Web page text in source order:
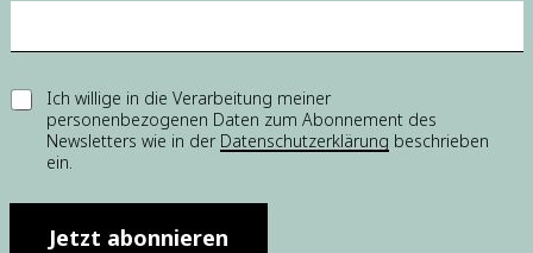
E
l
Ich willige in die Verarbeitung meiner
personenbezogenen Daten zum Abonnement des
Newsletters wie in der Datenschutzerklärung beschrieben
ein.
Jetzt abonnieren